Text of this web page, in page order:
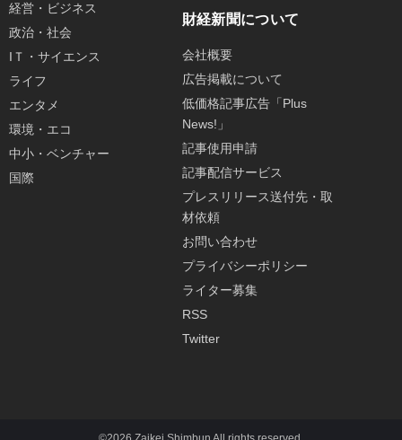
経営・ビジネス
政治・社会
IＴ・サイエンス
ライフ
エンタメ
環境・エコ
中小・ベンチャー
国際
財経新聞について
会社概要
広告掲載について
低価格記事広告「Plus
News!」
記事使用申請
記事配信サービス
プレスリリース送付先・取
材依頼
お問い合わせ
プライバシーポリシー
ライター募集
RSS
Twitter